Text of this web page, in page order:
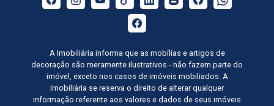
A Imobiliária informa que as mobílias e artigos de
decoração são meramente ilustrativos - não fazem parte do
imóvel, exceto nos casos de imóveis mobiliados. A
imobiliária se reserva o direito de alterar qualquer
informação referente aos valores e dados de seus imóveis